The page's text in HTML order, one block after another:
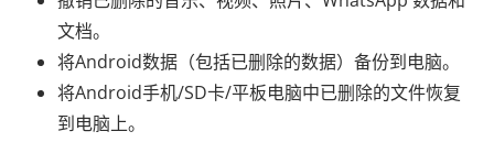
文档。
将Android数据（包括已删除的数据）备份到电脑。
将Android手机/SD卡/平板电脑中已删除的文件恢复
到电脑上。